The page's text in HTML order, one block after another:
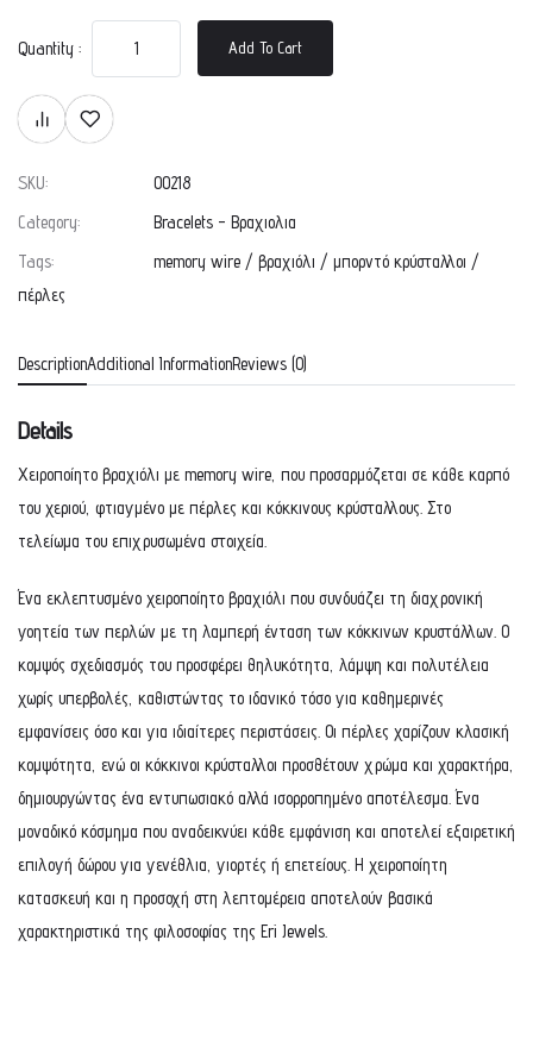
Quantity : Add To Cart
SKU:
00218
Category:
Bracelets - Βραχιολια
Tags:
memory wire / βραχιόλι / μπορντό κρύσταλλοι /
πέρλες
DescriptionAdditional InformationReviews (0)
Details
Χειροποίητο βραχιόλι με memory wire, που προσαρμόζεται σε κάθε καρπό
του χεριού, φτιαγμένο με πέρλες και κόκκινους κρύσταλλους. Στο
τελείωμα του επιχρυσωμένα στοιχεία.
Ένα εκλεπτυσμένο χειροποίητο βραχιόλι που συνδυάζει τη διαχρονική
γοητεία των περλών με τη λαμπερή ένταση των κόκκινων κρυστάλλων. Ο
κομψός σχεδιασμός του προσφέρει θηλυκότητα, λάμψη και πολυτέλεια
χωρίς υπερβολές, καθιστώντας το ιδανικό τόσο για καθημερινές
εμφανίσεις όσο και για ιδιαίτερες περιστάσεις. Οι πέρλες χαρίζουν κλασική
κομψότητα, ενώ οι κόκκινοι κρύσταλλοι προσθέτουν χρώμα και χαρακτήρα,
δημιουργώντας ένα εντυπωσιακό αλλά ισορροπημένο αποτέλεσμα. Ένα
μοναδικό κόσμημα που αναδεικνύει κάθε εμφάνιση και αποτελεί εξαιρετική
επιλογή δώρου για γενέθλια, γιορτές ή επετείους. Η χειροποίητη
κατασκευή και η προσοχή στη λεπτομέρεια αποτελούν βασικά
χαρακτηριστικά της φιλοσοφίας της Eri Jewels.